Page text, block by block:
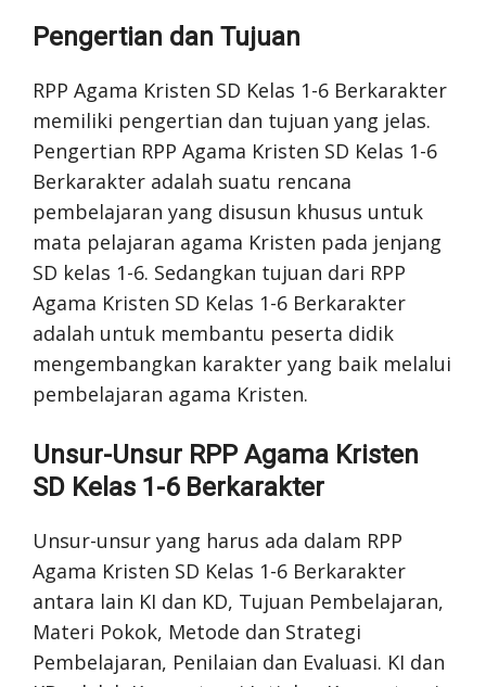
Pengertian dan Tujuan
RPP Agama Kristen SD Kelas 1-6 Berkarakter
memiliki pengertian dan tujuan yang jelas.
Pengertian RPP Agama Kristen SD Kelas 1-6
Berkarakter adalah suatu rencana
pembelajaran yang disusun khusus untuk
mata pelajaran agama Kristen pada jenjang
SD kelas 1-6. Sedangkan tujuan dari RPP
Agama Kristen SD Kelas 1-6 Berkarakter
adalah untuk membantu peserta didik
mengembangkan karakter yang baik melalui
pembelajaran agama Kristen.
Unsur-Unsur RPP Agama Kristen
SD Kelas 1-6 Berkarakter
Unsur-unsur yang harus ada dalam RPP
Agama Kristen SD Kelas 1-6 Berkarakter
antara lain KI dan KD, Tujuan Pembelajaran,
Materi Pokok, Metode dan Strategi
Pembelajaran, Penilaian dan Evaluasi. KI dan